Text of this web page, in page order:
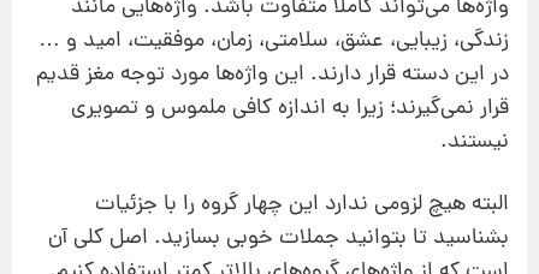
واژه‌ها می‌تواند کاملا متفاوت باشد. واژه‌هایی مانند
زندگی، زیبایی، عشق، سلامتی، زمان، موفقیت، امید و …
در این دسته قرار دارند. این واژه‌ها مورد توجه مغز قدیم
قرار نمی‌گیرند؛ زیرا به اندازه کافی ملموس و تصویری
نیستند.
البته هیچ لزومی ندارد این چهار گروه را با جزئیات
بشناسید تا بتوانید جملات خوبی بسازید. اصل کلی آن